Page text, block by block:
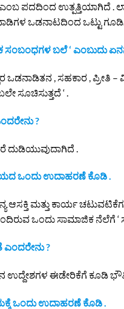
ಪದದಿಂದ ಉತ್ಪತ್ತಿಯಾಗಿದೆ .
ಒಡನಾಟದಿಂದ ಒಟ್ಟು
ಸಂಬಂಧಗಳ ಬಲೆ ‘ ಎಂಬುದು
ಒಡನಾಡಿತನ , ಸಹಕಾರ , ಪ್ರೀತಿ
ಸೂಚಿಸುತ್ತದೆ ‘ .
?
ದುಡಿಯುವುದಾಗಿದೆ .
ಒಂದು ಉದಾಹರಣೆ ಕೊಡಿ .
ಆಸಕ್ತಿ ಮತ್ತು ಕಾರ್ಯ
ಒಂದು ಸಾಮಾಜಿಕ ನೆಲೆಗೆ ‘
ಎಂದರೇನು ?
ಉದ್ದೇಶಗಳ ಈಡೇರಿಕೆಗೆ ಕೂಡಿ
ಒಂದು ಉದಾಹರಣೆ ಕೊಡಿ .